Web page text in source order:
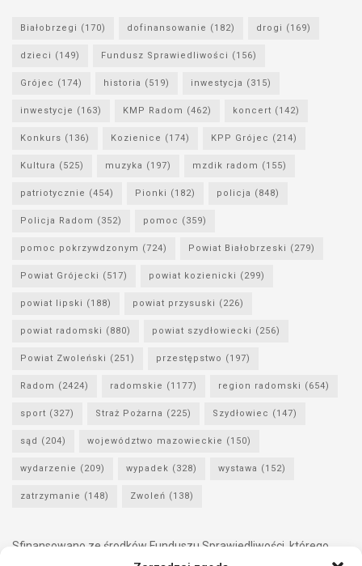
Białobrzegi (170) dofinansowanie (182) drogi (169)
dzieci (149) Fundusz Sprawiedliwości (156)
Grójec (174) historia (519) inwestycja (315)
inwestycje (163) KMP Radom (462) koncert (142)
Konkurs (136) Kozienice (174) KPP Grójec (214)
Kultura (525) muzyka (197) mzdik radom (155)
patriotycznie (454) Pionki (182) policja (848)
Policja Radom (352) pomoc (359)
pomoc pokrzywdzonym (724) Powiat Białobrzeski (279)
Powiat Grójecki (517) powiat kozienicki (299)
powiat lipski (188) powiat przysuski (226)
powiat radomski (880) powiat szydłowiecki (256)
Powiat Zwoleński (251) przestępstwo (197)
Radom (2424) radomskie (1177) region radomski (654)
sport (327) Straż Pożarna (225) Szydłowiec (147)
sąd (204) województwo mazowieckie (150)
wydarzenie (209) wypadek (328) wystawa (152)
zatrzymanie (148) Zwoleń (138)
Sfinansowano ze środków Funduszu Sprawiedliwości, którego